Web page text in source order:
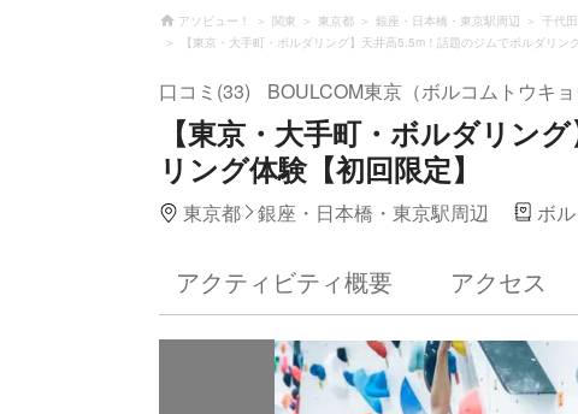
アソビュー！ 関東 東京都 銀座・日本橋・東京駅周辺 千代
【東京・大手町・ボルダリング】天井高5.5m！話題のジムでボルダリン
口コミ(33) BOULCOM東京（ボルコムトウキョ
【東京・大手町・ボルダリン
リング体験【初回限定】
東京都 銀座・日本橋・東京駅周辺 ボ
アクティビティ概要 アクセス